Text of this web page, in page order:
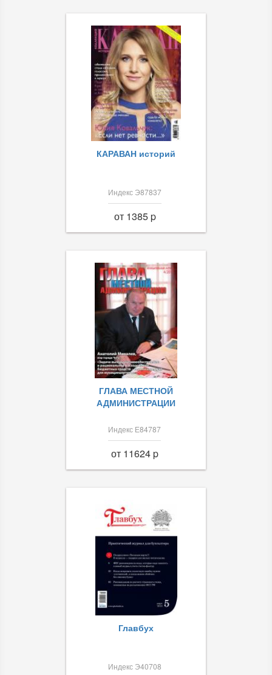
КАРАВАН историй
Индекс Э87837
от 1385 p
ГЛАВА МЕСТНОЙ
АДМИНИСТРАЦИИ
Индекс Е84787
от 11624 p
Главбух
Индекс Э40708